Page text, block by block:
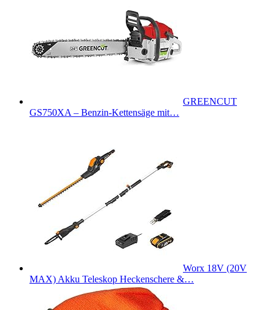
GREENCUT
GS750XA – Benzin-Kettensäge mit…
Worx 18V (20V
MAX) Akku Teleskop Heckenschere &…